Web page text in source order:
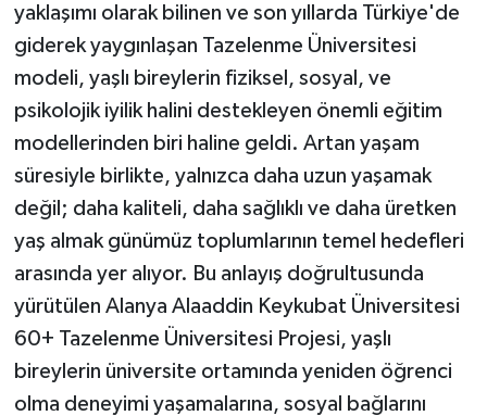
yaklaşımı olarak bilinen ve son yıllarda Türkiye'de
giderek yaygınlaşan Tazelenme Üniversitesi
modeli, yaşlı bireylerin fiziksel, sosyal, ve
psikolojik iyilik halini destekleyen önemli eğitim
modellerinden biri haline geldi. Artan yaşam
süresiyle birlikte, yalnızca daha uzun yaşamak
değil; daha kaliteli, daha sağlıklı ve daha üretken
yaş almak günümüz toplumlarının temel hedefleri
arasında yer alıyor. Bu anlayış doğrultusunda
yürütülen Alanya Alaaddin Keykubat Üniversitesi
60+ Tazelenme Üniversitesi Projesi, yaşlı
bireylerin üniversite ortamında yeniden öğrenci
olma deneyimi yaşamalarına, sosyal bağlarını